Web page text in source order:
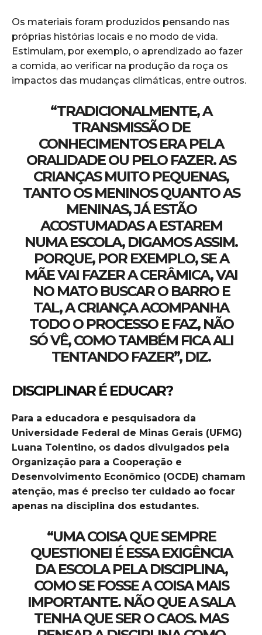
Os materiais foram produzidos pensando nas
próprias histórias locais e no modo de vida.
Estimulam, por exemplo, o aprendizado ao fazer
a comida, ao verificar na produção da roça os
impactos das mudanças climáticas, entre outros.
“TRADICIONALMENTE, A
TRANSMISSÃO DE
CONHECIMENTOS ERA PELA
ORALIDADE OU PELO FAZER. AS
CRIANÇAS MUITO PEQUENAS,
TANTO OS MENINOS QUANTO AS
MENINAS, JÁ ESTÃO
ACOSTUMADAS A ESTAREM
NUMA ESCOLA, DIGAMOS ASSIM.
PORQUE, POR EXEMPLO, SE A
MÃE VAI FAZER A CERÂMICA, VAI
NO MATO BUSCAR O BARRO E
TAL, A CRIANÇA ACOMPANHA
TODO O PROCESSO E FAZ, NÃO
SÓ VÊ, COMO TAMBÉM FICA ALI
TENTANDO FAZER”, DIZ.
DISCIPLINAR É EDUCAR?
Para a educadora e pesquisadora da
Universidade Federal de Minas Gerais (UFMG)
Luana Tolentino, os dados divulgados pela
Organização para a Cooperação e
Desenvolvimento Econômico (OCDE) chamam
atenção, mas é preciso ter cuidado ao focar
apenas na disciplina dos estudantes.
“UMA COISA QUE SEMPRE
QUESTIONEI É ESSA EXIGÊNCIA
DA ESCOLA PELA DISCIPLINA,
COMO SE FOSSE A COISA MAIS
IMPORTANTE. NÃO QUE A SALA
TENHA QUE SER O CAOS. MAS